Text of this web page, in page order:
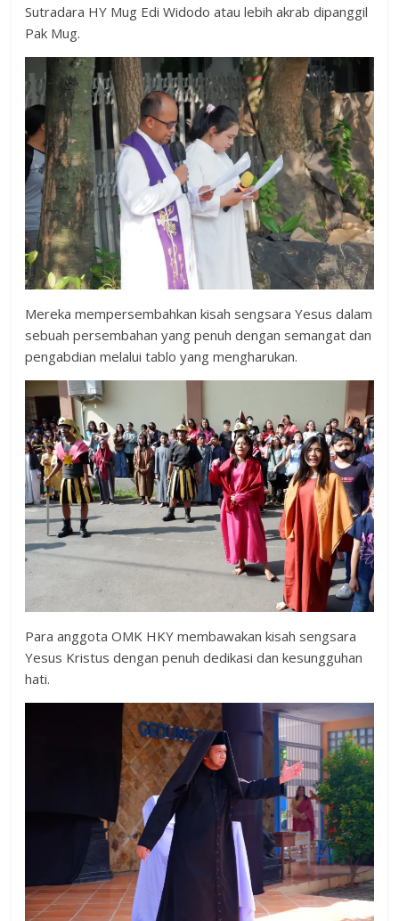
Sutradara HY Mug Edi Widodo atau lebih akrab dipanggil
Pak Mug.
Mereka mempersembahkan kisah sengsara Yesus dalam
sebuah persembahan yang penuh dengan semangat dan
pengabdian melalui tablo yang mengharukan.
Para anggota OMK HKY membawakan kisah sengsara
Yesus Kristus dengan penuh dedikasi dan kesungguhan
hati.